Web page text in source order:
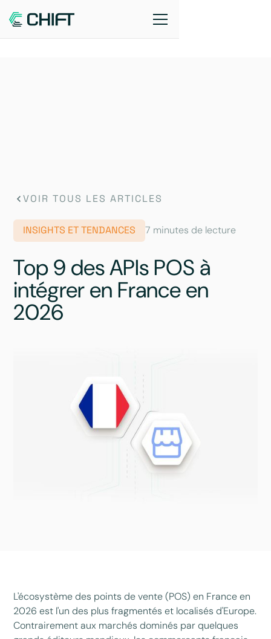
VOIR TOUS LES ARTICLES
INSIGHTS ET TENDANCES 7 minutes de lecture
Top 9 des APIs POS à
intégrer en France en
2026
L'écosystème des points de vente (POS) en France en
2026 est l'un des plus fragmentés et localisés d'Europe.
Contrairement aux marchés dominés par quelques